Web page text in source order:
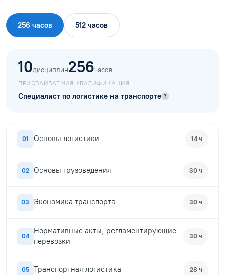
256 часов 512 часов
10дисциплин256часов
ПРИСВАИВАЕМАЯ КВАЛИФИКАЦИЯ
Специалист по логистике на транспорте ?
01 Основы логистики 14 ч
02 Основы грузоведения 30 ч
03 Экономика транспорта 30 ч
04
Нормативные акты, регламентирующие
перевозки
30 ч
05 Транспортная логистика 28 ч